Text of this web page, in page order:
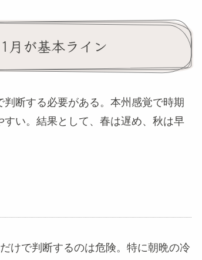
月が基本ライン
断する必要がある。本州感覚で時期
い。結果として、春は遅め、秋は早
けで判断するのは危険。特に朝晩の冷